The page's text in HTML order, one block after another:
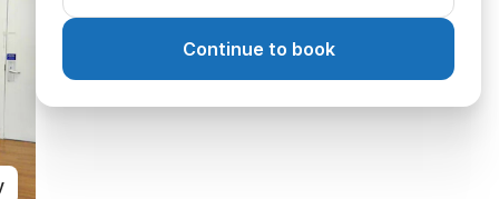
Continue to book